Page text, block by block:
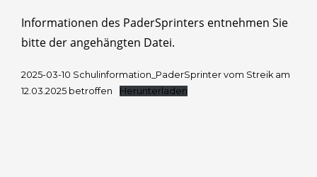
Informationen des PaderSprinters entnehmen Sie
bitte der angehängten Datei.
2025-03-10 Schulinformation_PaderSprinter vom Streik am
12.03.2025 betroffen
Herunterladen